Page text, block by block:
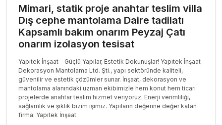
Mimari, statik proje anahtar teslim villa
Dış cephe mantolama Daire tadilatı
Kapsamlı bakım onarım Peyzaj Çatı
onarım izolasyon tesisat
Yapıtek İnşaat – Güçlü Yapılar, Estetik Dokunuşlar! Yapıtek İnşaat
Dekorasyon Mantolama Ltd. Şti., yapı sektöründe kaliteli,
güvenilir ve estetik çözümler sunar. İnşaat, dekorasyon ve
mantolama alanındaki uzman ekibimizle hem konut hem ticari
projelerde anahtar teslim hizmet veriyoruz. Enerji verimliliği,
sağlamlık ve şıklık bizim işimiz. Yapıların değerine değer katan
firma: Yapıtek İnşaat